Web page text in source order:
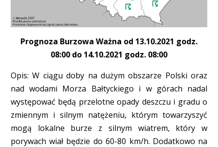
Prognoza Burzowa Ważna od 13.10.2021 godz.
08:00 do 14.10.2021 godz. 08:00
Opis: W ciągu doby na dużym obszarze Polski oraz
nad wodami Morza Bałtyckiego i w górach nadal
występować będą przelotne opady deszczu i gradu o
zmiennym i silnym natężeniu, którym towarzyszyć
mogą lokalne burze z silnym wiatrem, który w
porywach wiał będzie do 60-80 km/h. Dodatkowo na